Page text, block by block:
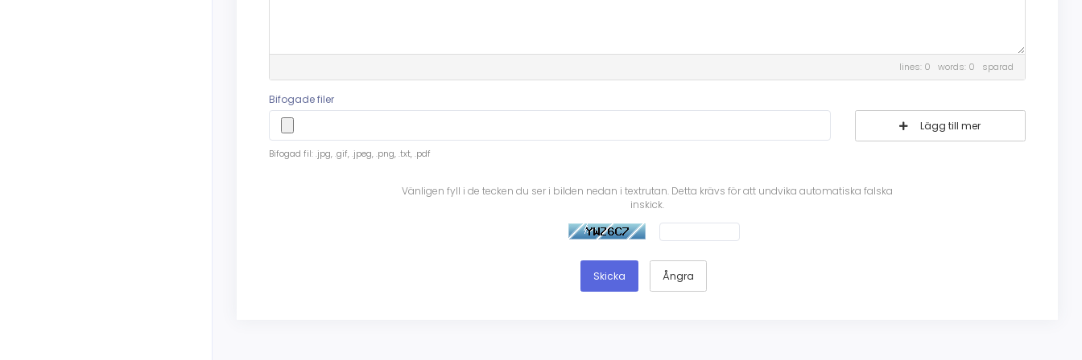
lines: 0 words: 0 sparad
Bifogade filer
Lägg till mer
Bifogad fil: .jpg, .gif, .jpeg, .png, .txt, .pdf
Vänligen fyll i de tecken du ser i bilden nedan i textrutan. Detta krävs för att undvika automatiska falska
inskick.
Ångra